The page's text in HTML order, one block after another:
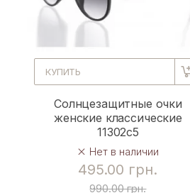
КУПИТЬ
Солнцезащитные очки
женские классические
11302c5
Нет в наличии
495.00 грн.
990.00 грн.